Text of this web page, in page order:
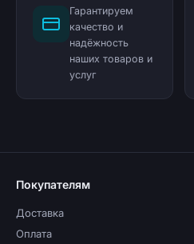
Гарантируем
качество и
надёжность
наших товаров и
услуг
Покупателям
Доставка
Оплата